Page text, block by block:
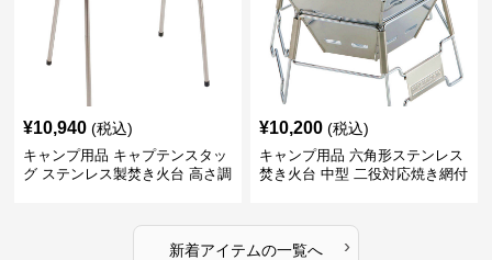
¥10,940 (税込)
キャンプ用品 キャプテンスタッ
グ ステンレス製焚き火台 高さ調
¥10,200 (税込)
キャンプ用品 六角形ステンレス
焚き火台 中型 二役対応焼き網付
新着アイテムの一覧へ ›